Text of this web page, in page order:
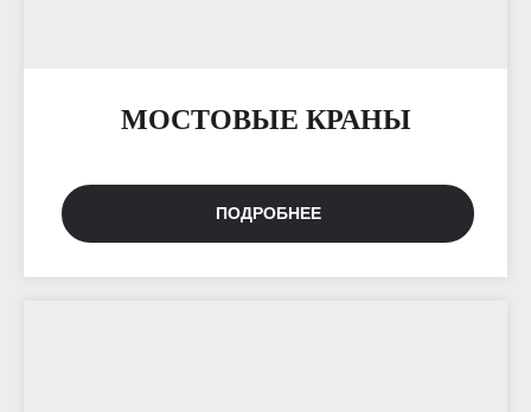
МОСТОВЫЕ КРАНЫ
ПОДРОБНЕЕ